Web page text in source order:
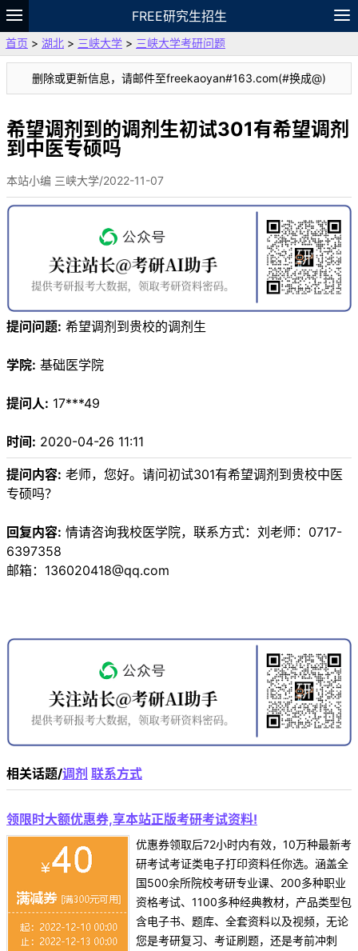
FREE研究生招生
题库
故事 专题 APP 笔记
VIP
资料
首页 > 湖北 > 三峡大学 > 三峡大学考研问题
删除或更新信息，请邮件至freekaoyan#163.com(#换成@)
希望调剂到的调剂生初试301有希望调剂
到中医专硕吗
本站小编 三峡大学/2022-11-07
提问问题: 希望调剂到贵校的调剂生
学院: 基础医学院
提问人: 17***49
时间: 2020-04-26 11:11
提问内容: 老师，您好。请问初试301有希望调剂到贵校中医
专硕吗？
回复内容: 情请咨询我校医学院，联系方式：刘老师：0717-
6397358
邮箱：136020418@qq.com
相关话题/调剂 联系方式
领限时大额优惠券,享本站正版考研考试资料!
优惠券领取后72小时内有效，10万种最新考
研考试考证类电子打印资料任你选。涵盖全
国500余所院校考研专业课、200多种职业
资格考试、1100多种经典教材，产品类型包
含电子书、题库、全套资料以及视频，无论
您是考研复习、考证刷题，还是考前冲刺